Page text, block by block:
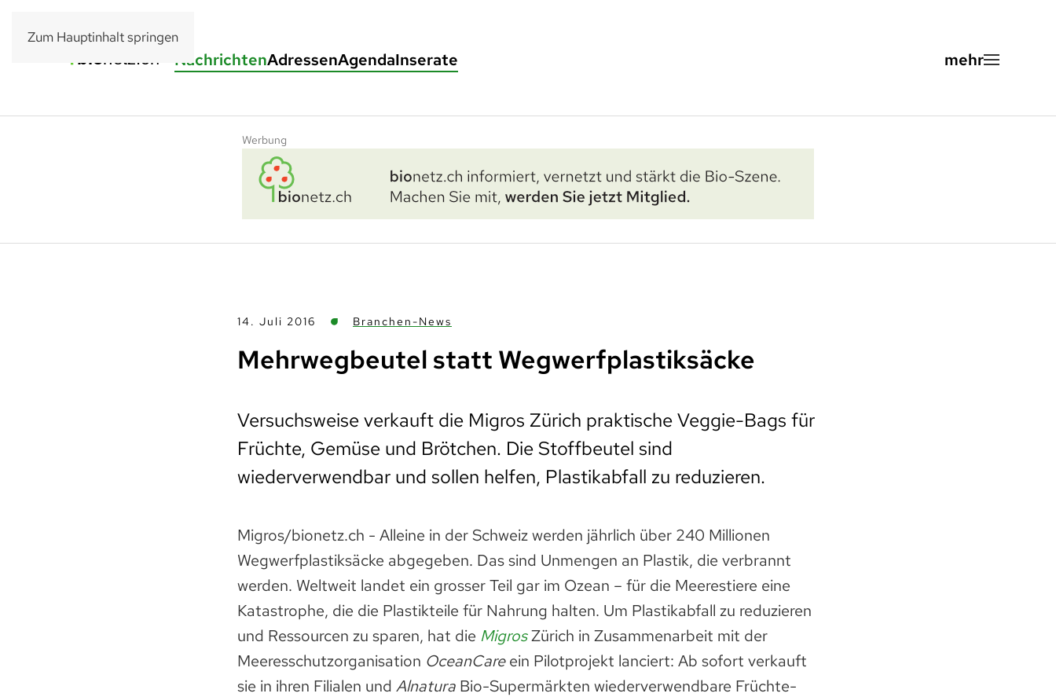
Zum Hauptinhalt springen
NachrichtenAdressenAgendaInserate
Werbung
14. Juli 2016 Branchen-News
Mehrwegbeutel statt Wegwerfplastiksäcke
Versuchsweise verkauft die Migros Zürich praktische Veggie-Bags für
Früchte, Gemüse und Brötchen. Die Stoffbeutel sind
wiederverwendbar und sollen helfen, Plastikabfall zu reduzieren.
Migros/bionetz.ch - Alleine in der Schweiz werden jährlich über 240 Millionen
Wegwerfplastiksäcke abgegeben. Das sind Unmengen an Plastik, die verbrannt
werden. Weltweit landet ein grosser Teil gar im Ozean – für die Meerestiere eine
Katastrophe, die die Plastikteile für Nahrung halten. Um Plastikabfall zu reduzieren
und Ressourcen zu sparen, hat die MigrosZürich in Zusammenarbeit mit der
Meeresschutzorganisation OceanCareein Pilotprojekt lanciert: Ab sofort verkauft
sie in ihren Filialen und Alnatura Bio-Supermärkten wiederverwendbare Früchte-